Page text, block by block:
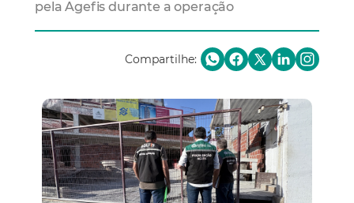
pela Agefis durante a operação
Compartilhe: